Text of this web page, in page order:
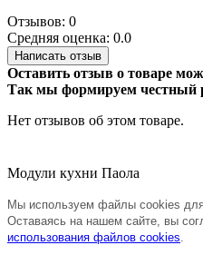
Отзывов: 0
Средняя оценка: 0.0
Написать отзыв
Оставить отзыв о товаре
Так мы формируем честный
Нет отзывов об этом товаре.
Модули кухни Паола
Мы используем файлы cookies
Оставаясь на нашем сайте, вы
использования файлов cookies.